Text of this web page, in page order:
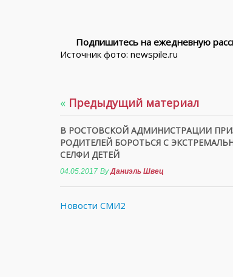
Подпишитесь на ежедневную
Источник фото: newspile.ru
« Предыдущий материал
В РОСТОВСКОЙ АДМИНИСТРАЦИИ
РОДИТЕЛЕЙ БОРОТЬСЯ С
СЕЛФИ ДЕТЕЙ
04.05.2017 ByДаниэль Швец
Новости СМИ2